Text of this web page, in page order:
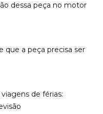
dessa peça no motor
que a peça precisa ser
de férias: